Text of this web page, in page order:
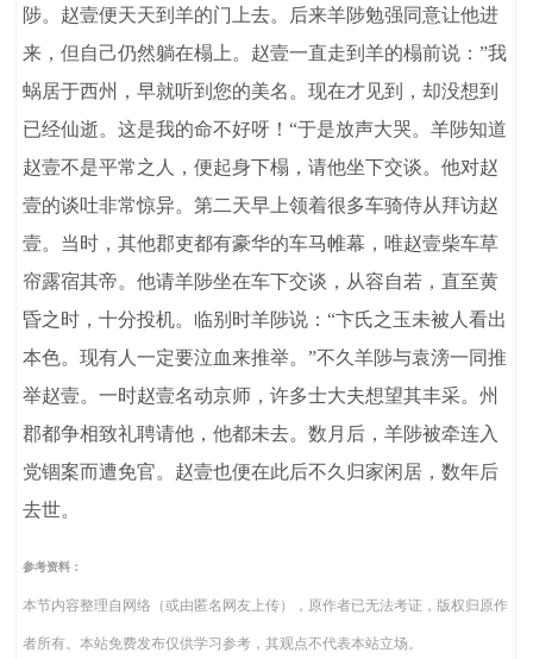
陟。赵壹便天天到羊的门上去。后来羊陟勉强同意让他进
来，但自己仍然躺在榻上。赵壹一直走到羊的榻前说：”我
蜗居于西州，早就听到您的美名。现在才见到，却没想到
已经仙逝。这是我的命不好呀！“于是放声大哭。羊陟知道
赵壹不是平常之人，便起身下榻，请他坐下交谈。他对赵
壹的谈吐非常惊异。第二天早上领着很多车骑侍从拜访赵
壹。当时，其他郡吏都有豪华的车马帷幕，唯赵壹柴车草
帘露宿其帝。他请羊陟坐在车下交谈，从容自若，直至黄
昏之时，十分投机。临别时羊陟说：“卞氏之玉未被人看出
本色。现有人一定要泣血来推举。”不久羊陟与袁滂一同推
举赵壹。一时赵壹名动京师，许多士大夫想望其丰采。州
郡都争相致礼聘请他，他都未去。数月后，羊陟被牵连入
党锢案而遭免官。赵壹也便在此后不久归家闲居，数年后
去世。
参考资料：
本节内容整理自网络（或由匿名网友上传），原作者已无法考证，版权归原作
者所有。本站免费发布仅供学习参考，其观点不代表本站立场。